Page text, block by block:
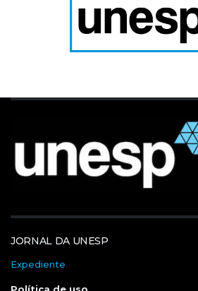
JORNAL DA UNESP
Expediente
Política de uso